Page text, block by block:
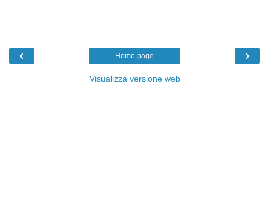
‹ ›
Home page
Visualizza versione web